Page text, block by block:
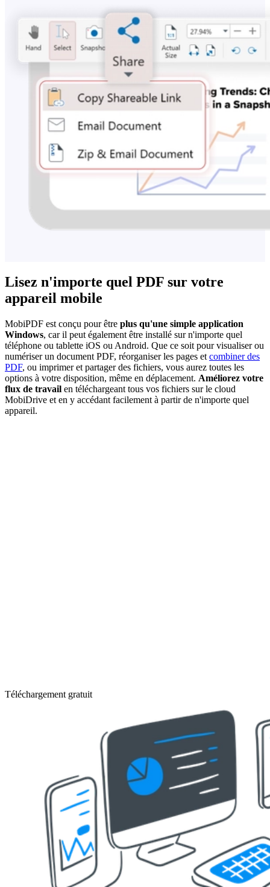
Lisez n'importe quel PDF sur votre
appareil mobile
MobiPDF est conçu pour être plus qu'une simple application
Windows, car il peut également être installé sur n'importe quel
téléphone ou tablette iOS ou Android. Que ce soit pour visualiser ou
numériser un document PDF, réorganiser les pages et combiner des
PDF, ou imprimer et partager des fichiers, vous aurez toutes les
options à votre disposition, même en déplacement. Améliorez votre
flux de travail en téléchargeant tous vos fichiers sur le cloud
MobiDrive et en y accédant facilement à partir de n'importe quel
appareil.
Téléchargement gratuit